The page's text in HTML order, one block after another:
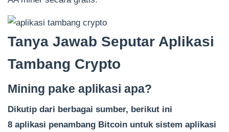
Tanya Jawab Seputar Aplikasi
Tambang Crypto
Mining pake aplikasi apa?
Dikutip dari berbagai sumber, berikut ini
8 aplikasi penambang Bitcoin untuk sistem aplikasi